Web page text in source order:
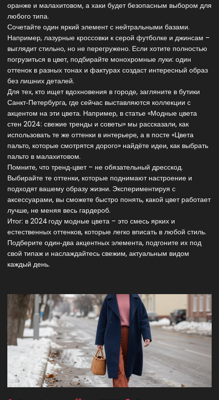
оранже и малахитовом, а хаки будет безопасным выбором для
любого типа.
Сочетайте один яркий элемент с нейтральными базами.
Например, лазурные кроссовки к серой футболке и джинсам –
выглядит стильно, но не перегружено. Если хотите полностью
погрузиться в цвет, подбирайте монохромные луки: один
оттенок в разных тонах и фактурах создаст интересный образ
без лишних деталей.
Для тех, кто ищет вдохновения в городе, загляните в бутики
Санкт‑Петербурга, где сейчас выставляются коллекции с
акцентом на эти цвета. Например, в статье «Модные цвета
стен 2024: свежие тренды и советы» мы рассказали, как
использовать те же оттенки в интерьере, а в посте «Цвета
пальто, которые смотрятся дорого» найдёте идеи, как выбрать
пальто в малахитовом.
Помните, что тренд‑цвет – не обязательный дресскод.
Выбирайте те оттенки, которые поднимают настроение и
подходят вашему образу жизни. Экспериментируя с
аксессуарами, вы сможете быстро понять, какой цвет работает
лучше, не меняя весь гардероб.
Итог: в 2024 году модные цвета – это смесь ярких и
естественных оттенков, которые легко вписать в любой стиль.
Подберите один‑два акцентных элемента, подгоните их под
свой типаж и наслаждайтесь свежим, актуальным видом
каждый день.